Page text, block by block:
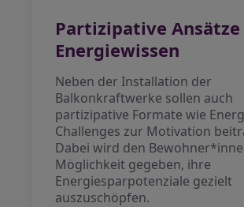
Partizipative Ansätze
Energiewissen
Neben der Installation der
Balkonkraftwerke sollen auch
partizipative Formate wie
Challenges zur Motivation
Dabei wird den
Möglichkeit gegeben, ihre
Energiesparpotenziale gezielt
auszuschöpfen.